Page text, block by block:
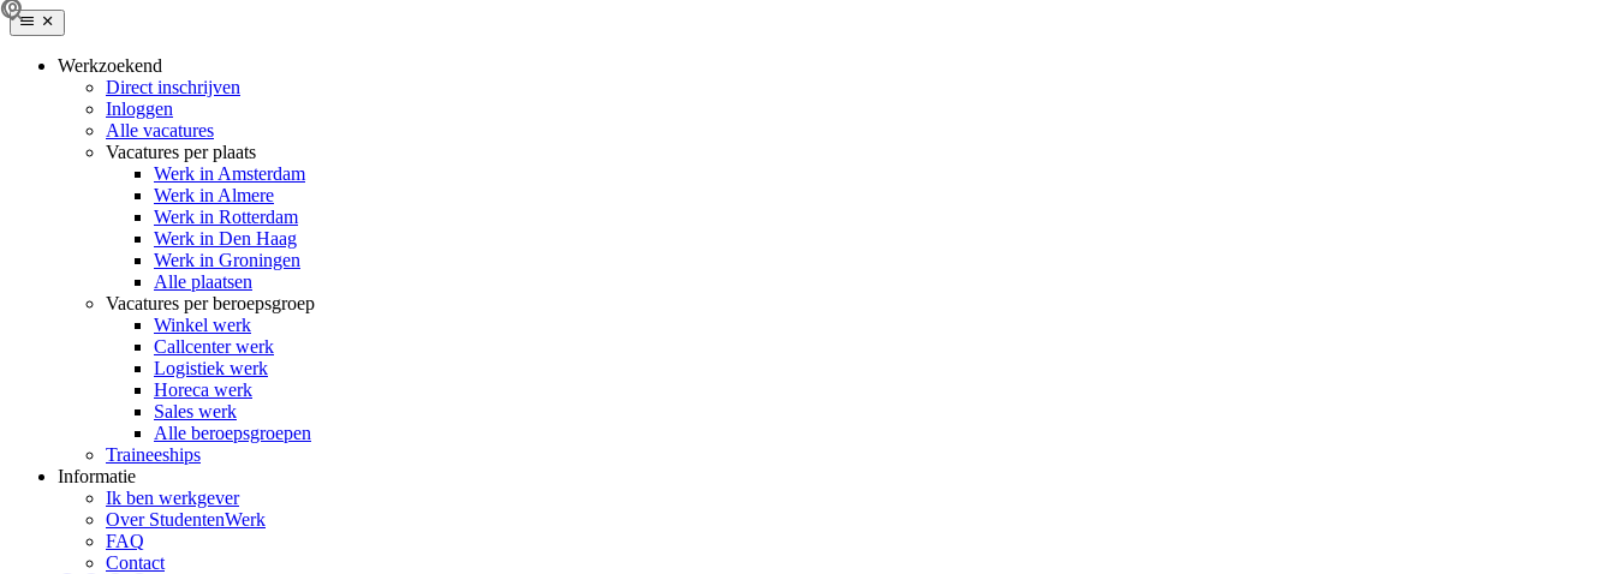
Werkzoekend
Direct inschrijven
Inloggen
Alle vacatures
Vacatures per plaats
Werk in Amsterdam
Werk in Almere
Werk in Rotterdam
Werk in Den Haag
Werk in Groningen
Alle plaatsen
Vacatures per beroepsgroep
Winkel werk
Callcenter werk
Logistiek werk
Horeca werk
Sales werk
Alle beroepsgroepen
Traineeships
Informatie
Ik ben werkgever
Over StudentenWerk
FAQ
Contact